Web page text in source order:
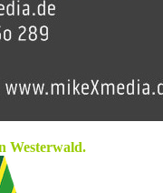
Westerwald.